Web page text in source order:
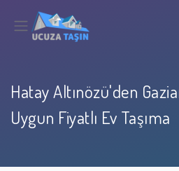
Hatay Altınözü'den
Uygun Fiyatlı Ev Taşıma